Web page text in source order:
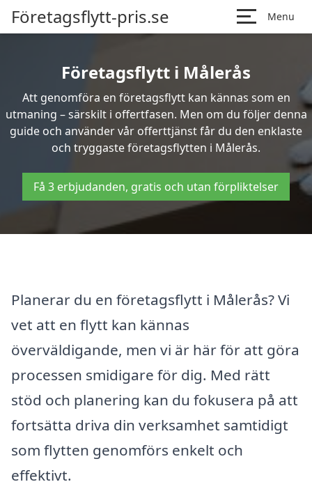
Företagsflytt-pris.se Menu
Företagsflytt i Målerås
Att genomföra en företagsflytt kan kännas som en
utmaning – särskilt i offertfasen. Men om du följer denna
guide och använder vår offerttjänst får du den enklaste
och tryggaste företagsflytten i Målerås.
Få 3 erbjudanden, gratis och utan förpliktelser
Planerar du en företagsflytt i Målerås? Vi
vet att en flytt kan kännas
överväldigande, men vi är här för att göra
processen smidigare för dig. Med rätt
stöd och planering kan du fokusera på att
fortsätta driva din verksamhet samtidigt
som flytten genomförs enkelt och
effektivt.